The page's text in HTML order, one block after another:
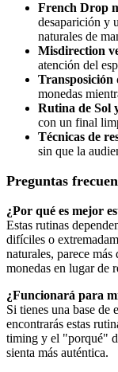
French Drop
desaparición y
naturales de
Misdirection
atención del
Transposición
monedas
Rutina de Sol
con un final
Técnicas de
sin que la
Preguntas
¿Por qué es mejor
Estas rutinas
difíciles o
naturales, parece más
monedas en lugar de
¿Funcionará para
Si tienes una base de
encontrarás estas
timing y el "porqué"
sienta más auténtica.